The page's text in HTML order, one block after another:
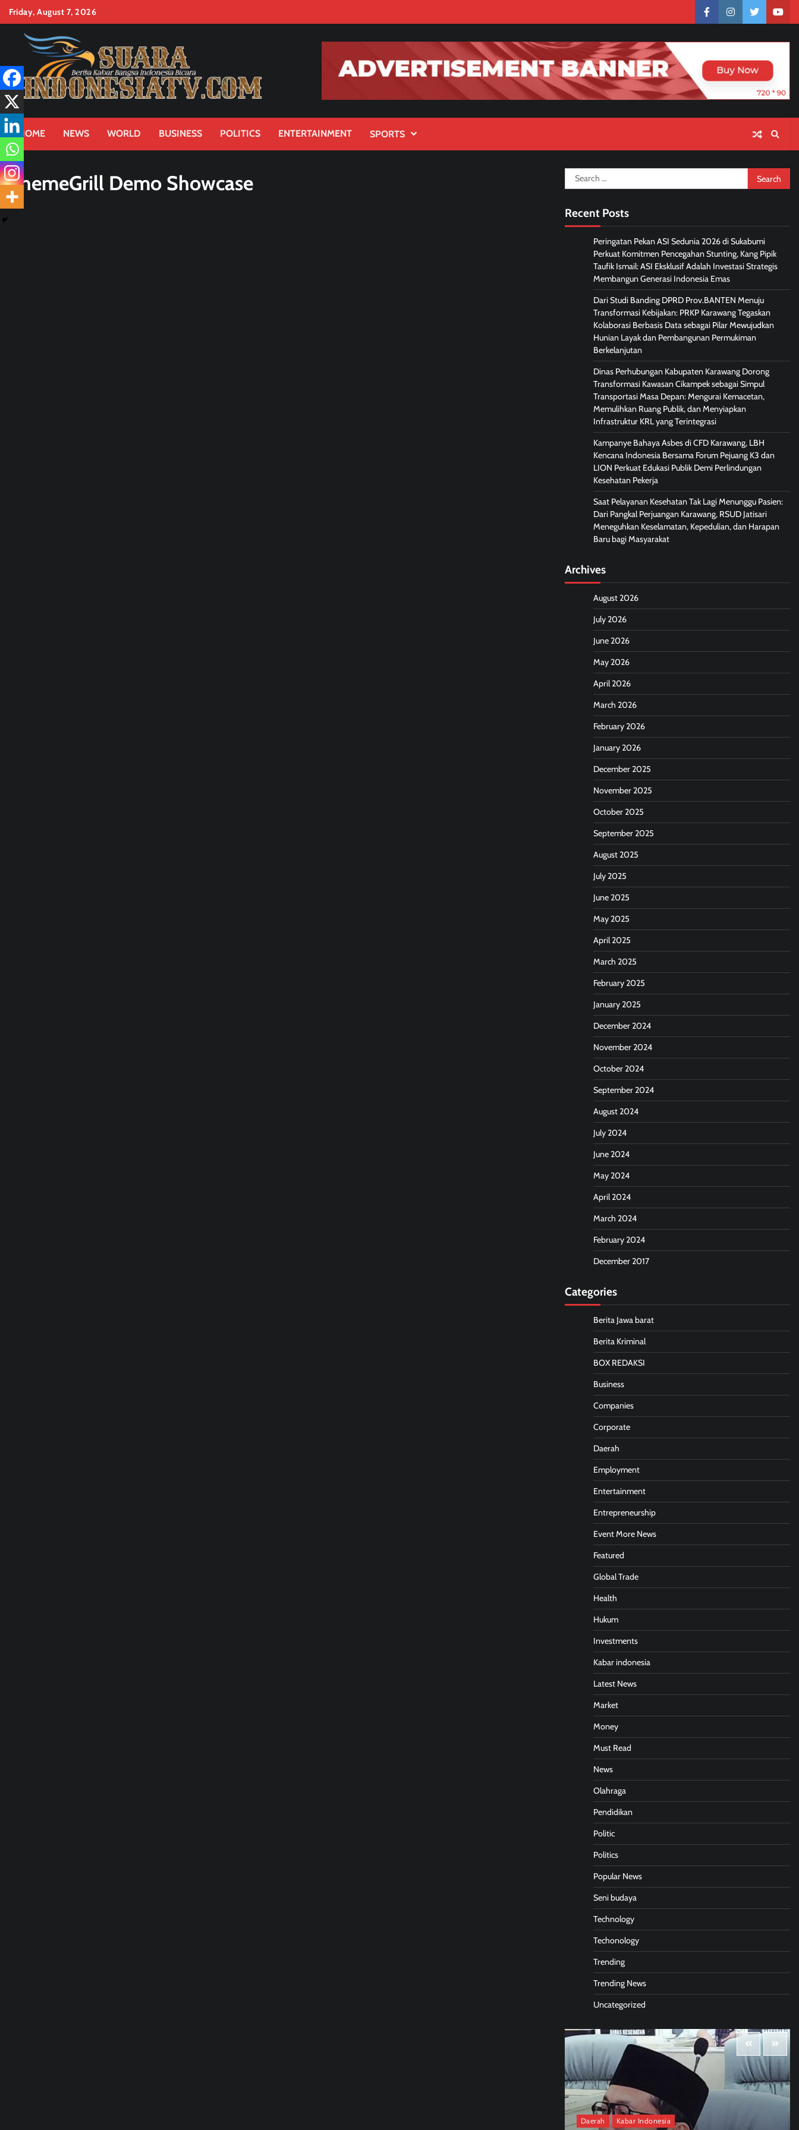
Skip
content
Friday, August 7, 2026
facebookinstagramtwitter
HOME NEWS WORLD BUSINESS POLITICS ENTERTAINMENT SPORTS
ThemeGrill Demo Showcase
Search
for:
Recent Posts
Peringatan Pekan ASI Sedunia 2026 di Sukabumi
Perkuat Komitmen Pencegahan Stunting, Kang Pipik
Taufik Ismail: ASI Eksklusif Adalah Investasi Strategis
Membangun Generasi Indonesia Emas
Dari Studi Banding DPRD Prov.BANTEN Menuju
Transformasi Kebijakan: PRKP Karawang Tegaskan
Kolaborasi Berbasis Data sebagai Pilar Mewujudkan
Hunian Layak dan Pembangunan Permukiman
Berkelanjutan
Dinas Perhubungan Kabupaten Karawang Dorong
Transformasi Kawasan Cikampek sebagai Simpul
Transportasi Masa Depan: Mengurai Kemacetan,
Memulihkan Ruang Publik, dan Menyiapkan
Infrastruktur KRL yang Terintegrasi
Kampanye Bahaya Asbes di CFD Karawang, LBH
Kencana Indonesia Bersama Forum Pejuang K3 dan
LION Perkuat Edukasi Publik Demi Perlindungan
Kesehatan Pekerja
Saat Pelayanan Kesehatan Tak Lagi Menunggu Pasien:
Dari Pangkal Perjuangan Karawang, RSUD Jatisari
Meneguhkan Keselamatan, Kepedulian, dan Harapan
Baru bagi Masyarakat
Archives
August 2026
July 2026
June 2026
May 2026
April 2026
March 2026
February 2026
January 2026
December 2025
November 2025
October 2025
September 2025
August 2025
July 2025
June 2025
May 2025
April 2025
March 2025
February 2025
January 2025
December 2024
November 2024
October 2024
September 2024
August 2024
July 2024
June 2024
May 2024
April 2024
March 2024
February 2024
December 2017
Categories
Berita Jawa barat
Berita Kriminal
BOX REDAKSI
Business
Companies
Corporate
Daerah
Employment
Entertainment
Entrepreneurship
Event More News
Featured
Global Trade
Health
Hukum
Investments
Kabar indonesia
Latest News
Market
Money
Must Read
News
Olahraga
Pendidikan
Politic
Politics
Popular News
Seni budaya
Technology
Techonology
Trending
Trending News
Uncategorized
Daerah Kabar Indonesia